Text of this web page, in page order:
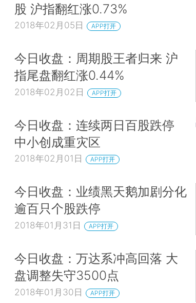
股 沪指翻红涨0.73%
2018年02月05日 APP打开
今日收盘：周期股王者归来 沪
指尾盘翻红涨0.44%
2018年02月02日 APP打开
今日收盘：连续两日百股跌停
中小创成重灾区
2018年02月01日 APP打开
今日收盘：业绩黑天鹅加剧分化
逾百只个股跌停
2018年01月31日 APP打开
今日收盘：万达系冲高回落 大
盘调整失守3500点
2018年01月30日 APP打开